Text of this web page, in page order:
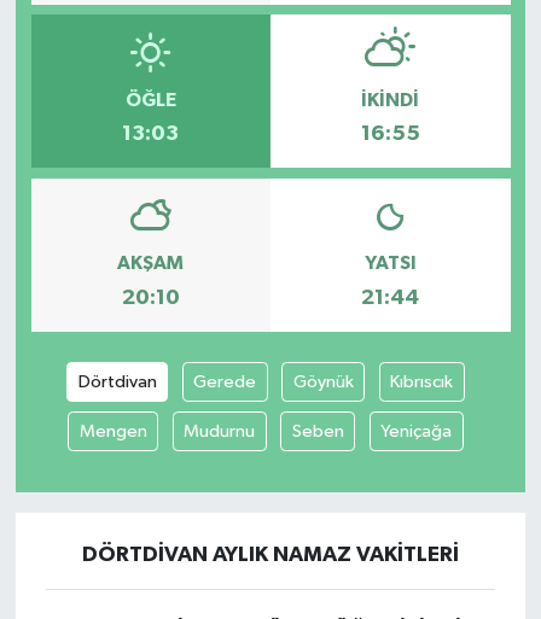
ÖĞLE
13:03
İKINDI
16:55
AKŞAM
20:10
YATSI
21:44
Dörtdivan Gerede Göynük Kıbrıscık
Mengen Mudurnu Seben Yeniçağa
DÖRTDIVAN AYLIK NAMAZ VAKITLERI